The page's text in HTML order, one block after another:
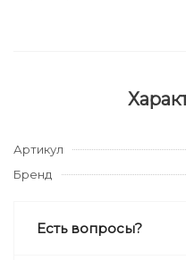
Артикул
Бренд
Есть вопросы?